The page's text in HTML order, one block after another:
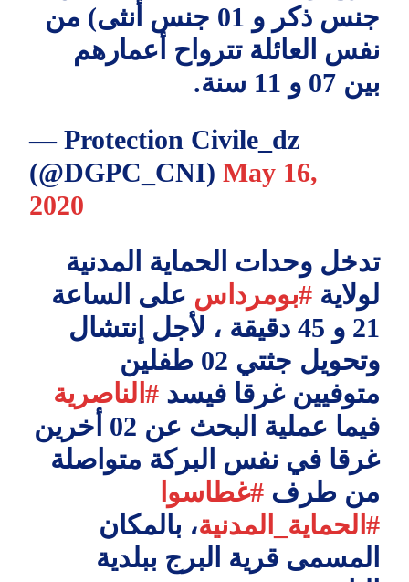
جنس ذكر و 01 جنس أنثى) من
نفس العائلة تترواح أعمارهم
بين 07 و 11 سنة.
— Protection Civile_dz
(@DGPC_CNI)May 16,
2020
تدخل وحدات الحماية المدنية
لولاية#بومرداس على الساعة
21 و 45 دقيقة ، لأجل إنتشال
وتحويل جثتي 02 طفلين
متوفيين غرقا فيسد#الناصرية
فيما عملية البحث عن 02 أخرين
غرقا في نفس البركة متواصلة
من طرف#غطاسوا
#الحماية_المدنية، بالمكان
المسمى قرية البرج ببلدية